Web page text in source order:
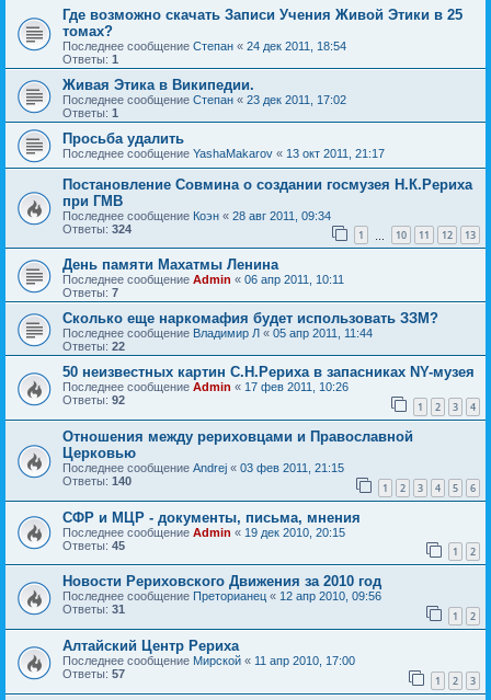
Где возможно скачать Записи Учения Живой Этики в 25
томах?
Последнее сообщение Степан « 24 дек 2011, 18:54
Ответы: 1
Живая Этика в Википедии.
Последнее сообщение Степан « 23 дек 2011, 17:02
Ответы: 1
Просьба удалить
Последнее сообщение YashaMakarov « 13 окт 2011, 21:17
Постановление Совмина о создании госмузея Н.К.Рериха
при ГМВ
Последнее сообщение Коэн « 28 авг 2011, 09:34
Ответы: 324 1 10 11 12 13
День памяти Махатмы Ленина
Последнее сообщение Admin « 06 апр 2011, 10:11
Ответы: 7
Сколько еще наркомафия будет использовать ЗЗМ?
Последнее сообщение Владимир Л « 05 апр 2011, 11:44
Ответы: 22
50 неизвестных картин С.Н.Рериха в запасниках NY-музея
Последнее сообщение Admin « 17 фев 2011, 10:26
Ответы: 92 1 2 3 4
Отношения между рериховцами и Православной
Церковью
Последнее сообщение Andrej « 03 фев 2011, 21:15
Ответы: 140 1 2 3 4 5 6
СФР и МЦР - документы, письма, мнения
Последнее сообщение Admin « 19 дек 2010, 20:15
Ответы: 45 1 2
Новости Рериховского Движения за 2010 год
Последнее сообщение Преторианец « 12 апр 2010, 09:56
Ответы: 31 1 2
Алтайский Центр Рериха
Последнее сообщение Мирской « 11 апр 2010, 17:00
Ответы: 57 1 2 3